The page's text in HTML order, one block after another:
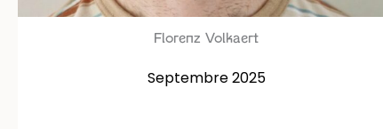
Florenz Volkaert
Septembre 2025